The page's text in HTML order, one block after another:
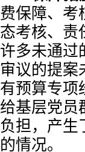
费保障、考
态考核、责
许多未通过
审议的提案
有预算专项
给基层党员
负担，产生
的情况。